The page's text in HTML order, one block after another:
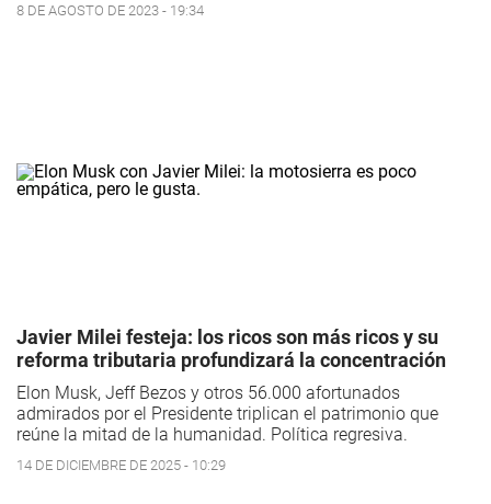
8 DE AGOSTO DE 2023 - 19:34
Javier Milei festeja: los ricos son más ricos y su
reforma tributaria profundizará la concentración
Elon Musk, Jeff Bezos y otros 56.000 afortunados
admirados por el Presidente triplican el patrimonio que
reúne la mitad de la humanidad. Política regresiva.
14 DE DICIEMBRE DE 2025 - 10:29